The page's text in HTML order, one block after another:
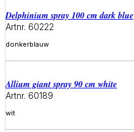
delphinium spray 100 cm dark blue
Artnr. 60222
donkerblauw
allium giant spray 90 cm white
Artnr. 60189
wit